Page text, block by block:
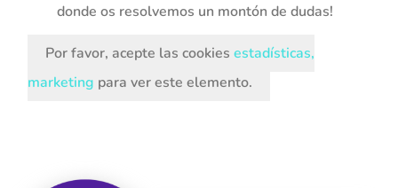
donde os resolvemos un montón de dudas!
Por favor, acepte las cookies estadísticas,
marketing para ver este elemento.